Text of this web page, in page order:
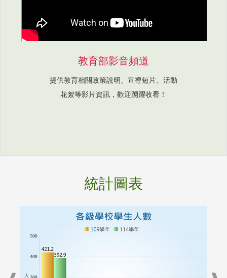
教育部影音頻道
提供教育相關政策說明、宣導短片、活動
花絮等影片資訊，歡迎踴躍收看！
統計圖表